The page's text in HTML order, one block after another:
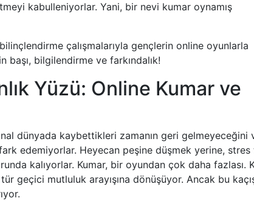
kabulleniyorlar. Yani, bir nevi kumar oynamış
çalışmalarıyla gençlerin online oyunlarla
başı, bilgilendirme ve farkındalık!
Yüzü: Online Kumar ve
dünyada kaybettikleri zamanın geri gelmeyeceğini
edemiyorlar. Heyecan peşine düşmek yerine, stres
kalıyorlar. Kumar, bir oyundan çok daha fazlası.
geçici mutluluk arayışına dönüşüyor. Ancak bu